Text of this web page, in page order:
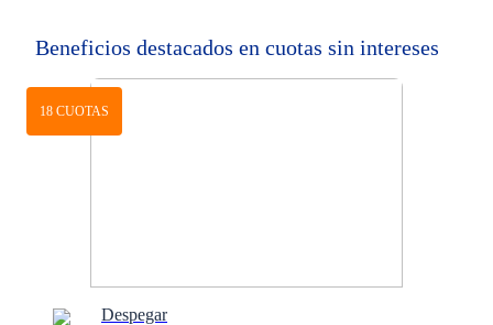
Beneficios destacados en cuotas sin intereses
18 CUOTAS
Despegar